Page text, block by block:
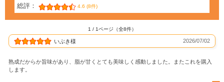
総評： 4.6 (8件)
1 / 1ページ（全8件）
いぶき様 2026/07/02
熟成だからか旨味があり、脂が甘くとても美味しく感動しました。またこれを購入
します。